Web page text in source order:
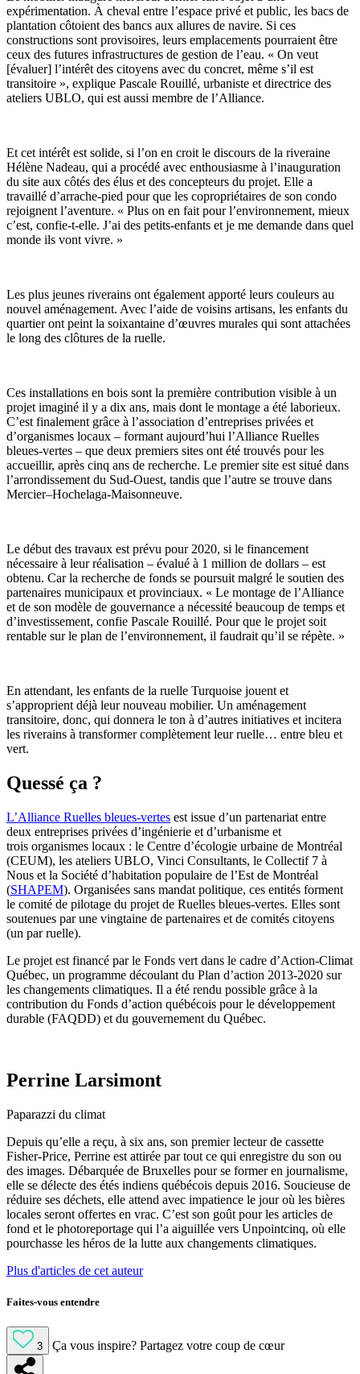
expérimentation. À cheval entre l’espace privé et public, les bacs de
plantation côtoient des bancs aux allures de navire. Si ces
constructions sont provisoires, leurs emplacements pourraient être
ceux des futures infrastructures de gestion de l’eau. « On veut
[évaluer] l’intérêt des citoyens avec du concret, même s’il est
transitoire », explique Pascale Rouillé, urbaniste et directrice des
ateliers UBLO, qui est aussi membre de l’Alliance.
Et cet intérêt est solide, si l’on en croit le discours de la riveraine
Hélène Nadeau, qui a procédé avec enthousiasme à l’inauguration
du site aux côtés des élus et des concepteurs du projet. Elle a
travaillé d’arrache-pied pour que les copropriétaires de son condo
rejoignent l’aventure. « Plus on en fait pour l’environnement, mieux
c’est, confie-t-elle. J’ai des petits-enfants et je me demande dans quel
monde ils vont vivre. »
Les plus jeunes riverains ont également apporté leurs couleurs au
nouvel aménagement. Avec l’aide de voisins artisans, les enfants du
quartier ont peint la soixantaine d’œuvres murales qui sont attachées
le long des clôtures de la ruelle.
Ces installations en bois sont la première contribution visible à un
projet imaginé il y a dix ans, mais dont le montage a été laborieux.
C’est finalement grâce à l’association d’entreprises privées et
d’organismes locaux – formant aujourd’hui l’Alliance Ruelles
bleues-vertes – que deux premiers sites ont été trouvés pour les
accueillir, après cinq ans de recherche. Le premier site est situé dans
l’arrondissement du Sud-Ouest, tandis que l’autre se trouve dans
Mercier‒Hochelaga-Maisonneuve.
Le début des travaux est prévu pour 2020, si le financement
nécessaire à leur réalisation – évalué à 1 million de dollars – est
obtenu. Car la recherche de fonds se poursuit malgré le soutien des
partenaires municipaux et provinciaux. « Le montage de l’Alliance
et de son modèle de gouvernance a nécessité beaucoup de temps et
d’investissement, confie Pascale Rouillé. Pour que le projet soit
rentable sur le plan de l’environnement, il faudrait qu’il se répète. »
En attendant, les enfants de la ruelle Turquoise jouent et
s’approprient déjà leur nouveau mobilier. Un aménagement
transitoire, donc, qui donnera le ton à d’autres initiatives et incitera
les riverains à transformer complètement leur ruelle… entre bleu et
vert.
Quessé ça ?
L’Alliance Ruelles bleues-vertes est issue d’un partenariat entre
deux entreprises privées d’ingénierie et d’urbanisme et
trois organismes locaux : le Centre d’écologie urbaine de Montréal
(CEUM), les ateliers UBLO, Vinci Consultants, le Collectif 7 à
Nous et la Société d’habitation populaire de l’Est de Montréal
(SHAPEM). Organisées sans mandat politique, ces entités forment
le comité de pilotage du projet de Ruelles bleues-vertes. Elles sont
soutenues par une vingtaine de partenaires et de comités citoyens
(un par ruelle).
Le projet est financé par le Fonds vert dans le cadre d’Action-Climat
Québec, un programme découlant du Plan d’action 2013-2020 sur
les changements climatiques. Il a été rendu possible grâce à la
contribution du Fonds d’action québécois pour le développement
durable (FAQDD) et du gouvernement du Québec.
Perrine Larsimont
Paparazzi du climat
Depuis qu’elle a reçu, à six ans, son premier lecteur de cassette
Fisher-Price, Perrine est attirée par tout ce qui enregistre du son ou
des images. Débarquée de Bruxelles pour se former en journalisme,
elle se délecte des étés indiens québécois depuis 2016. Soucieuse de
réduire ses déchets, elle attend avec impatience le jour où les bières
locales seront offertes en vrac. C’est son goût pour les articles de
fond et le photoreportage qui l’a aiguillée vers Unpointcinq, où elle
pourchasse les héros de la lutte aux changements climatiques.
Plus d'articles de cet auteur
Faites-vous entendre
3 Ça vous inspire? Partagez votre coup de cœur